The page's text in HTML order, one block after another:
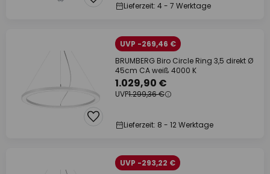
Lieferzeit: 4 - 7 Werktage
UVP -269,46 €
BRUMBERG Biro Circle Ring 3,5 direkt Ø
45cm CA weiß 4000 K
1.029,90 €
UVP1.299,36 €
Lieferzeit: 8 - 12 Werktage
UVP -293,22 €